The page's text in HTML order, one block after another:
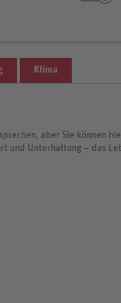
Klima
aber Sie können
und Unterhaltung – das